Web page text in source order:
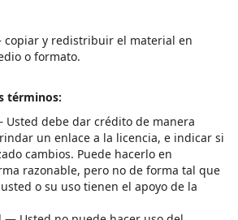
y redistribuir el material en
o formato.
términos:
debe dar crédito de manera
un enlace a la licencia, e indicar si
cambios. Puede hacerlo en
razonable, pero no de forma tal que
o su uso tienen el apoyo de la